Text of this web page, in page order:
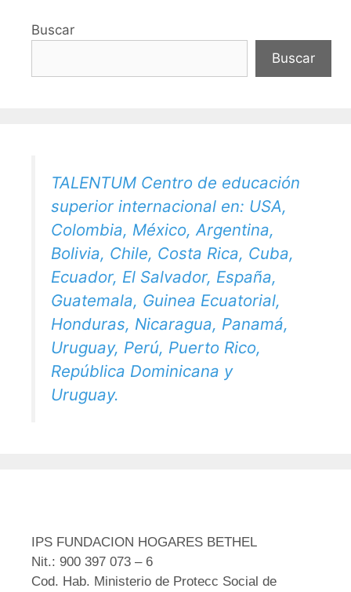
Buscar
Buscar
TALENTUM Centro de educación
superior internacional en: USA,
Colombia, México, Argentina,
Bolivia, Chile, Costa Rica, Cuba,
Ecuador, El Salvador, España,
Guatemala, Guinea Ecuatorial,
Honduras, Nicaragua, Panamá,
Uruguay, Perú, Puerto Rico,
República Dominicana y
Uruguay.
IPS FUNDACION HOGARES BETHEL
Nit.: 900 397 073 – 6
Cod. Hab. Ministerio de Protecc Social de